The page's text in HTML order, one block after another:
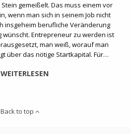
gemeißelt. Das muss einem vor
wenn man sich in seinem Job nicht
insgeheim berufliche Veränderung
Entrepreneur zu werden ist
man weiß, worauf man
über das nötige Startkapital. Für…
Back to top